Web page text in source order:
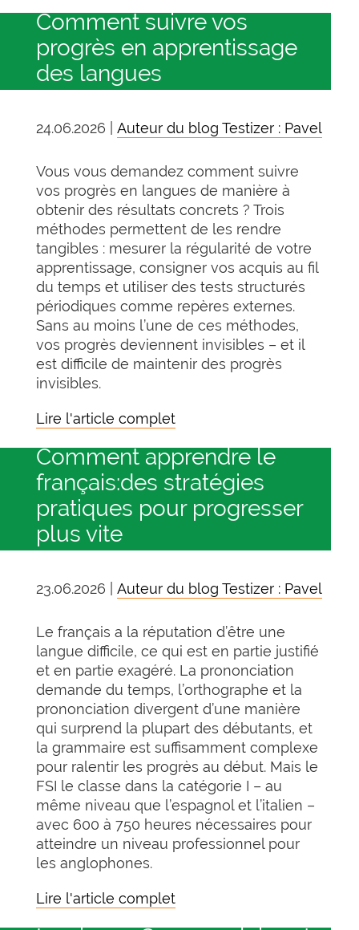
Comment suivre vos
progrès en apprentissage
des langues
24.06.2026 | Auteur du blog Testizer : Pavel
Vous vous demandez comment suivre
vos progrès en langues de manière à
obtenir des résultats concrets ? Trois
méthodes permettent de les rendre
tangibles : mesurer la régularité de votre
apprentissage, consigner vos acquis au fil
du temps et utiliser des tests structurés
périodiques comme repères externes.
Sans au moins l’une de ces méthodes,
vos progrès deviennent invisibles – et il
est difficile de maintenir des progrès
invisibles.
Lire l'article complet
Comment apprendre le
français:des stratégies
pratiques pour progresser
plus vite
23.06.2026 | Auteur du blog Testizer : Pavel
Le français a la réputation d’être une
langue difficile, ce qui est en partie justifié
et en partie exagéré. La prononciation
demande du temps, l’orthographe et la
prononciation divergent d’une manière
qui surprend la plupart des débutants, et
la grammaire est suffisamment complexe
pour ralentir les progrès au début. Mais le
FSI le classe dans la catégorie I – au
même niveau que l’espagnol et l’italien –
avec 600 à 750 heures nécessaires pour
atteindre un niveau professionnel pour
les anglophones.
Lire l'article complet